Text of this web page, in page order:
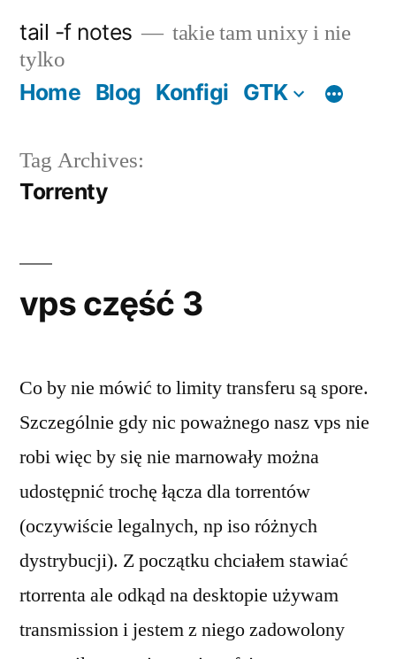
content
tail -f notes
takie tam unixy i nie
tylko
Home Blog Konfigi GTK
Tag Archives:
Torrenty
vps część 3
Co by nie mówić to limity transferu są spore.
Szczególnie gdy nic poważnego nasz vps nie
robi więc by się nie marnowały można
udostępnić trochę łącza dla torrentów
(oczywiście legalnych, np iso różnych
dystrybucji). Z początku chciałem stawiać
rtorrenta ale odkąd na desktopie używam
transmission i jestem z niego zadowolony